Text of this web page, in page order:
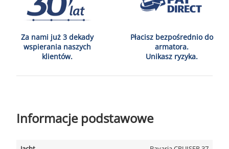
Za nami już 3 dekady
wspierania naszych
klientów.
Płacisz bezpośrednio do
armatora.
Unikasz ryzyka.
Informacje podstawowe